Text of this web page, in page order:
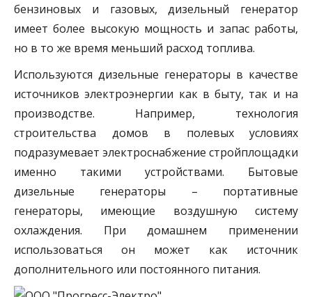
бензиновых и газовых, дизельный генератор
имеет более высокую мощность и запас работы,
но в то же время меньший расход топлива.
Используются дизельные генераторы в качестве
источников электроэнергии как в быту, так и на
производстве. Например, технология
строительства домов в полевых условиях
подразумевает электроснабжение стройплощадки
именно такими устройствами. Бытовые
дизельные генераторы – портативные
генераторы, имеющие воздушную систему
охлаждения. При домашнем применении
использоваться он может как источник
дополнительного или постоянного питания.